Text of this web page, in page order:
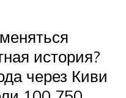
история?
через Киви